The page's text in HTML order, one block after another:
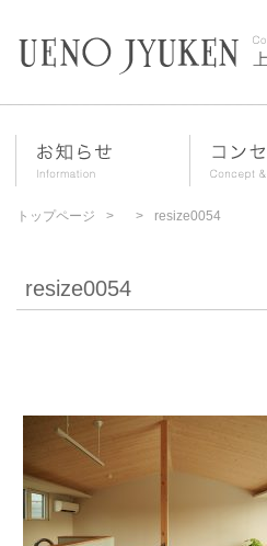
トップページ resize0054
resize0054